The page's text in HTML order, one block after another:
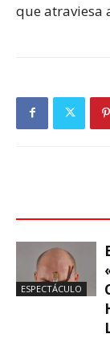
que atraviesa
ESPECTÁCULO